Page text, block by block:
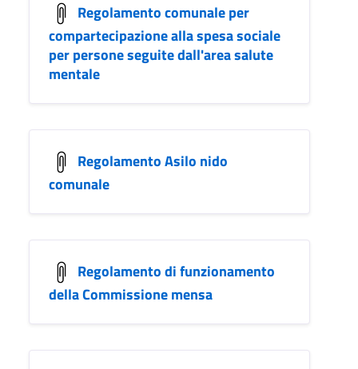
Regolamento comunale per
compartecipazione alla spesa sociale
per persone seguite dall'area salute
mentale
Regolamento Asilo nido
comunale
Regolamento di funzionamento
della Commissione mensa